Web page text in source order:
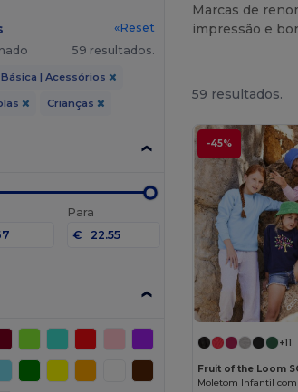
«Reset
59 resultados.
| Acessórios
Crianças
Para
€
Marcas de
impressão e
59 resultados.
-45%
+11
Fruit of the Loom